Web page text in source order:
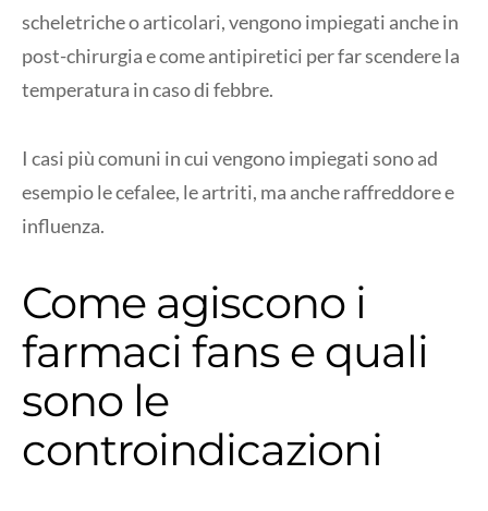
scheletriche o articolari, vengono impiegati anche in
post-chirurgia e come antipiretici per far scendere la
temperatura in caso di febbre.
I casi più comuni in cui vengono impiegati sono ad
esempio le cefalee, le artriti, ma anche raffreddore e
influenza.
Come agiscono i
farmaci fans e quali
sono le
controindicazioni